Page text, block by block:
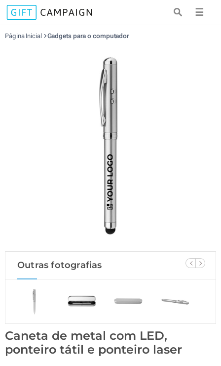
☰
Página Inicial Gadgets para o computador
Outras fotografias
Caneta de metal com LED,
ponteiro tátil e ponteiro laser